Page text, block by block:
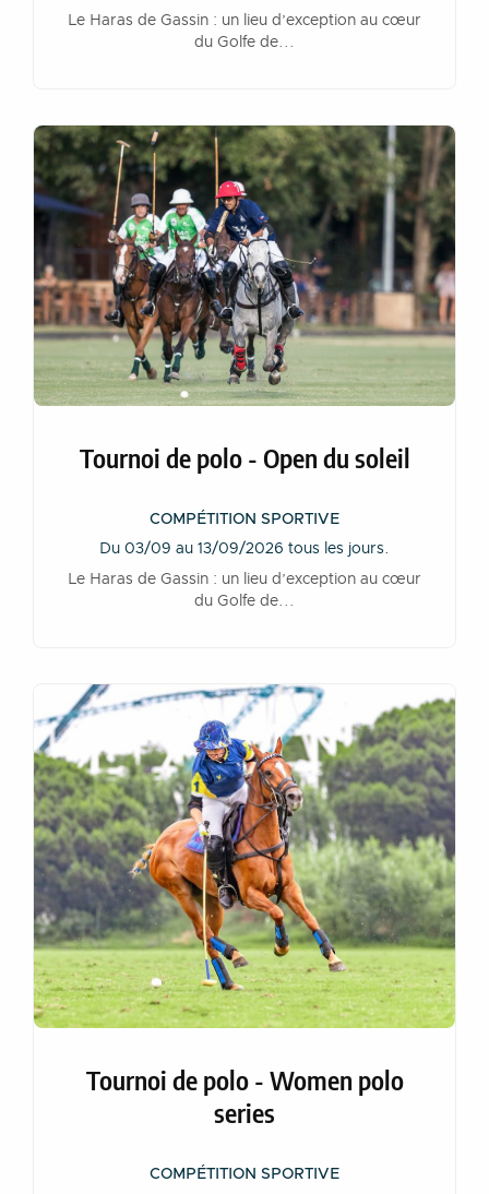
Le Haras de Gassin : un lieu d’exception au cœur
du Golfe de...
Tournoi de polo - Open du soleil
COMPÉTITION SPORTIVE
Du 03/09 au 13/09/2026 tous les jours.
Le Haras de Gassin : un lieu d’exception au cœur
du Golfe de...
Tournoi de polo - Women polo
series
COMPÉTITION SPORTIVE